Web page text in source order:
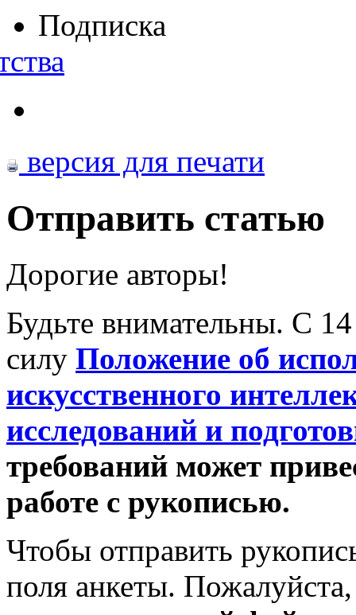
Подписка
версия для печати
Отправить статью
Дорогие авторы!
Будьте внимательны. С 14
силу Положение об
искусственного
исследований и
требований может
работе с рукописью.
Чтобы отправить
поля анкеты.